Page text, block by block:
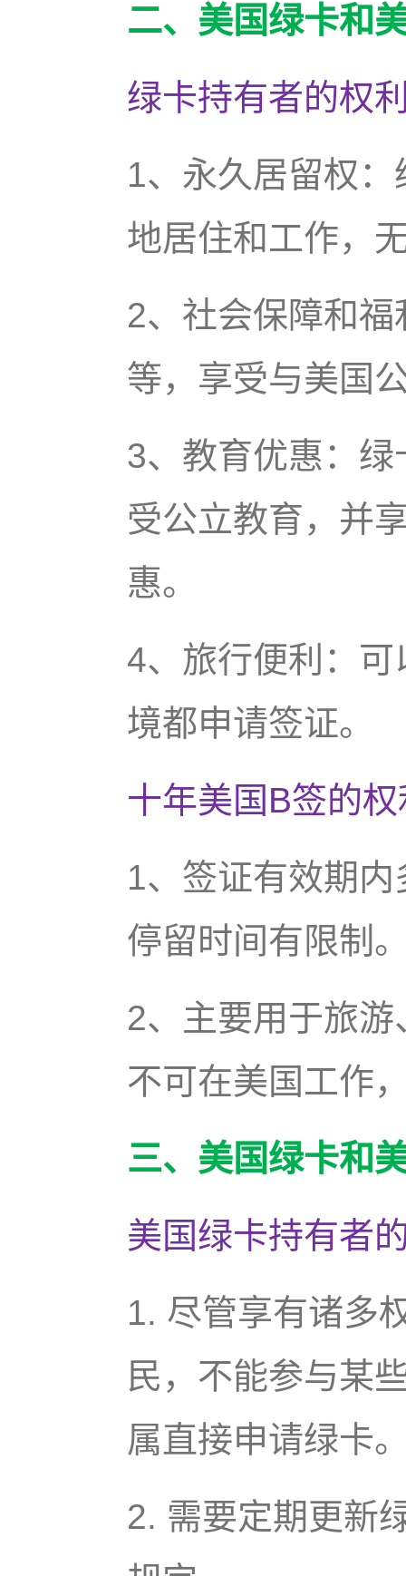
二、美国绿卡和
绿卡持有者的权
1、永久居留权
地居住和工作，
2、社会保障和
等，享受与美国
3、教育优惠：
受公立教育，并
惠。
4、旅行便利：
境都申请签证。
十年美国B签的
1、签证有效期
停留时间有限制
2、主要用于旅
不可在美国工作
三、美国绿卡和
美国绿卡持有者
1. 尽管享有诸多
民，不能参与某
属直接申请绿卡
2. 需要定期更新